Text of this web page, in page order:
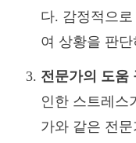
다. 감정적으
여 상황을 판
전문가의 도움
인한 스트레스
가와 같은 전